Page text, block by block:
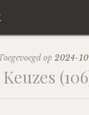
op2024-
Keuzes